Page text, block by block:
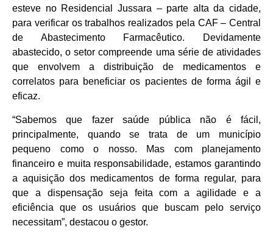
esteve no Residencial Jussara – parte alta da cidade,
para verificar os trabalhos realizados pela CAF – Central
de Abastecimento Farmacêutico. Devidamente
abastecido, o setor compreende uma série de atividades
que envolvem a distribuição de medicamentos e
correlatos para beneficiar os pacientes de forma ágil e
eficaz.
“Sabemos que fazer saúde pública não é fácil,
principalmente, quando se trata de um município
pequeno como o nosso. Mas com planejamento
financeiro e muita responsabilidade, estamos garantindo
a aquisição dos medicamentos de forma regular, para
que a dispensação seja feita com a agilidade e a
eficiência que os usuários que buscam pelo serviço
necessitam”, destacou o gestor.